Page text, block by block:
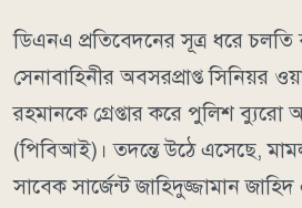
ডিএনএ প্রতিবেদনের সূত্র ধরে চলতি
সেনাবাহিনীর অবসরপ্রাপ্ত সিনিয়র
রহমানকে গ্রেপ্তার করে পুলিশ
(পিবিআই)। তদন্তে উঠে এসেছে,
সাবেক সার্জেন্ট জাহিদুজ্জামান